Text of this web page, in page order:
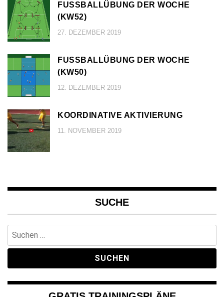
FUSSBALLÜBUNG DER WOCHE (
KW52)
27. DEZEMBER 2019
FUSSBALLÜBUNG DER WOCHE (
KW50)
12. DEZEMBER 2019
KOORDINATIVE AKTIVIERUNG
11. NOVEMBER 2019
SUCHE
nach: